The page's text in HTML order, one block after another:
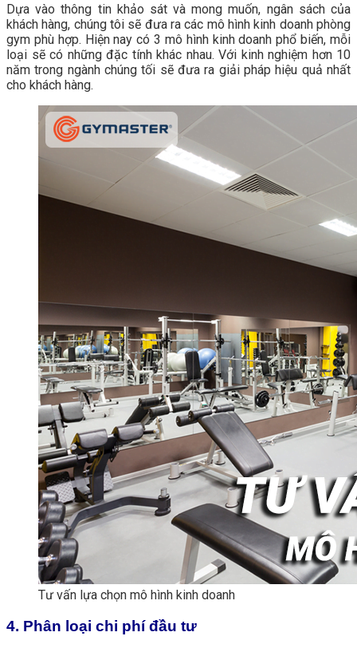
Dựa vào thông tin khảo sát và mong muốn, ngân sách của
khách hàng, chúng tôi sẽ đưa ra các mô hình kinh doanh phòng
gym phù hợp. Hiện nay có 3 mô hình kinh doanh phổ biến, mỗi
loại sẽ có những đặc tính khác nhau. Với kinh nghiệm hơn 10
năm trong ngành chúng tối sẽ đưa ra giải pháp hiệu quả nhất
cho khách hàng.
Tư vấn lựa chọn mô hình kinh doanh
4. Phân loại chi phí đầu tư